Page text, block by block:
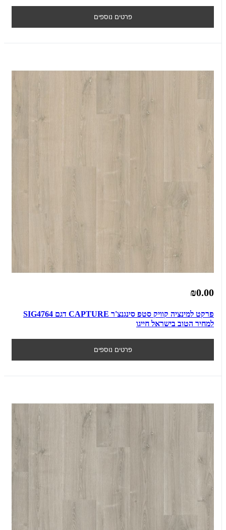
פרטים נוספים
₪0.00
פרקט למינציה קוויק סטפ סינגנצ'ר CAPTURE דגם SIG4764
למחיר הטוב בישראל חייגו
פרטים נוספים